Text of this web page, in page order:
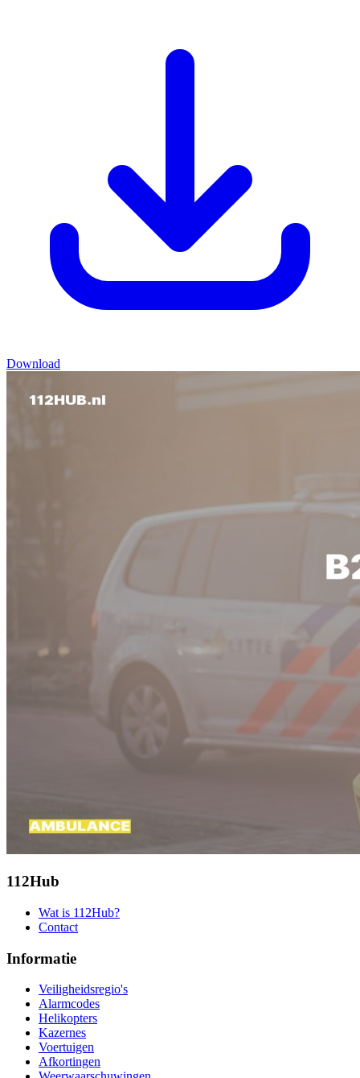
Download
112Hub
Wat is 112Hub?
Contact
Informatie
Veiligheidsregio's
Alarmcodes
Helikopters
Kazernes
Voertuigen
Afkortingen